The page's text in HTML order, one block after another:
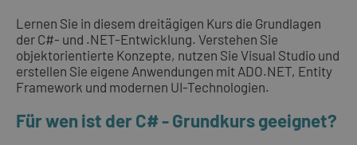
Lernen Sie in diesem dreitägigen Kurs die Grundlagen
der C#- und .NET-Entwicklung. Verstehen Sie
objektorientierte Konzepte, nutzen Sie Visual Studio und
erstellen Sie eigene Anwendungen mit ADO.NET, Entity
Framework und modernen UI-Technologien.
Für wen ist der C# - Grundkurs geeignet?